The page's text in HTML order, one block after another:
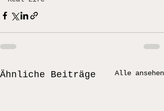
Ähnliche Beiträge Alle ansehen